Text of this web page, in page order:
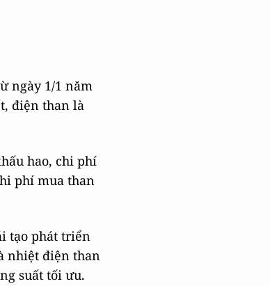
ngày 1/1 năm
điện than là
hao, chi phí
phí mua than
tạo phát triển
nhiệt điện than
suất tối ưu.